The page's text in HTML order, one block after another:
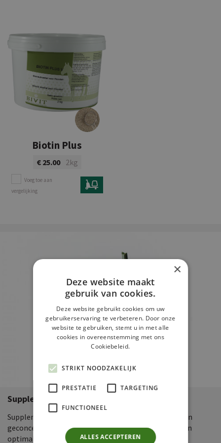
Biotin Plus
€ 25.00 2kg
Voeg toe aan
vergelijking
Supplementen
Supplementen bevatten essentiële bouwstoffen in een
geconcentreerde vorm en kunnen zo bijdragen aan een
optimale gezondheid.
×
Deze website maakt
gebruik van cookies.
Deze website gebruikt cookies om uw
gebruikerservaring te verbeteren. Door onze
website te gebruiken, stemt u in met alle
cookies in overeenstemming met ons
Cookiebeleid.
STRIKT NOODZAKELIJK
PRESTATIE TARGETING
FUNCTIONEEL
ALLES ACCEPTEREN